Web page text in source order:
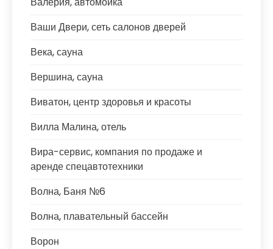
Ваши Двери, сеть салонов дверей
Века, сауна
Вершина, сауна
Виватон, центр здоровья и красоты
Вилла Малина, отель
Вира-сервис, компания по продаже и
аренде спецавтотехники
Волна, Баня №6
Волна, плавательный бассейн
Ворон